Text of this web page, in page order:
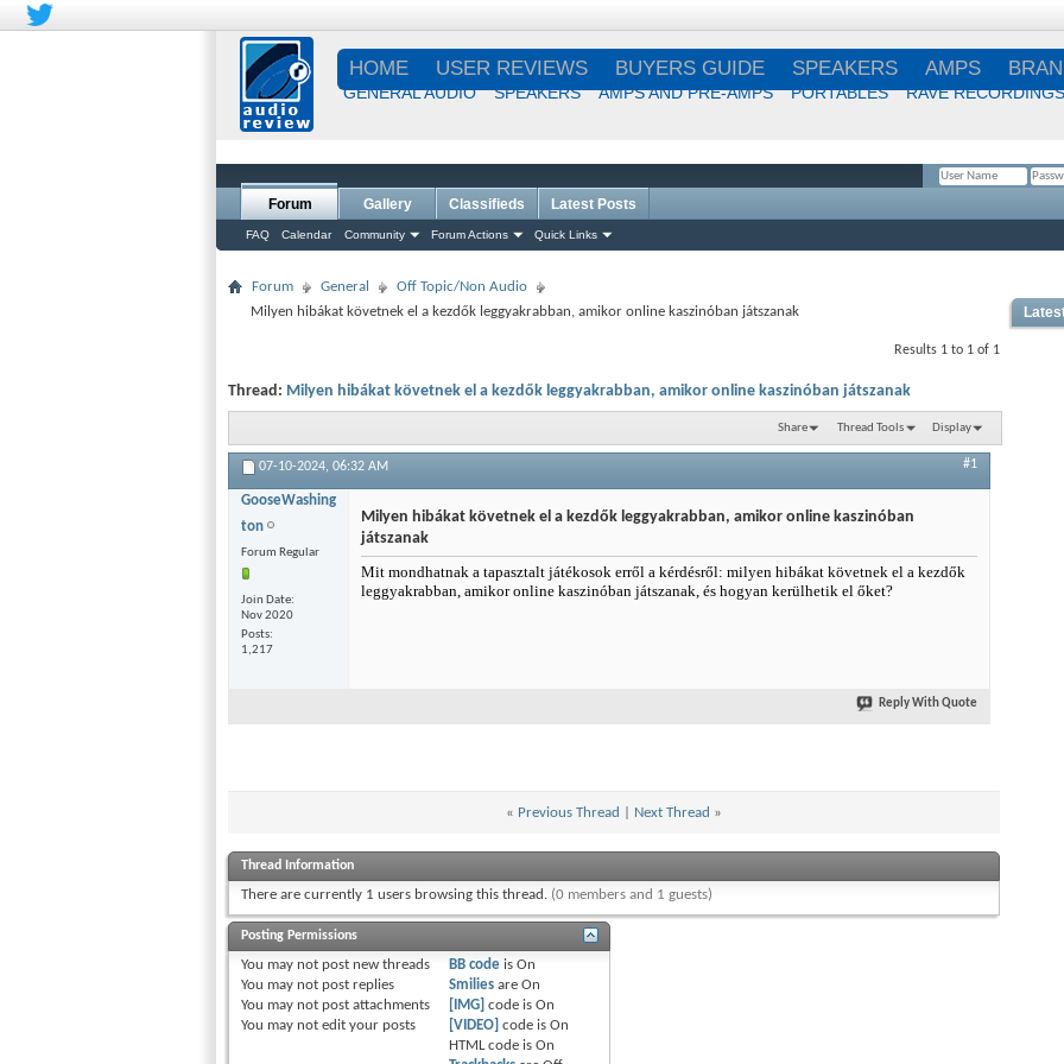
HOME USER REVIEWS BUYERS GUIDE SPEAKERS AMPS
GENERAL AUDIO SPEAKERS AMPS AND PRE-AMPS PORTABLES RAVE RECORDINGS
Forum
FAQ Calendar Community Forum Actions Quick Links
Gallery Classifieds Latest Posts
Forum General
Off Topic/Non Audio
Milyen hibákat követnek el a kezdők leggyakrabban, amikor online kaszinóban játszanak
Results 1 to 1 of 1
Thread: Milyen hibákat követnek el a kezdők leggyakrabban, amikor online kaszinóban játszanak
Share Thread Tools Display
07-10-2024, 06:32 AM #1
GooseWashing
ton
Forum Regular
Join Date
Nov 2020
Posts
1,217
Milyen hibákat követnek el a kezdők leggyakrabban, amikor online kaszinóban
játszanak
Mit mondhatnak a tapasztalt játékosok erről a kérdésről: milyen hibákat követnek el a kezdők
leggyakrabban, amikor online kaszinóban játszanak, és hogyan kerülhetik el őket?
Reply With Quote
« Previous Thread Next Thread »
Thread Information
There are currently 1 users browsing this thread. (0 members and 1 guests)
Posting Permissions
You may not post new threads
You may not post replies
You may not post attachments
You may not edit your posts
BB code is On
Smilies are On
[IMG] code is On
[VIDEO] code is On
HTML code is On